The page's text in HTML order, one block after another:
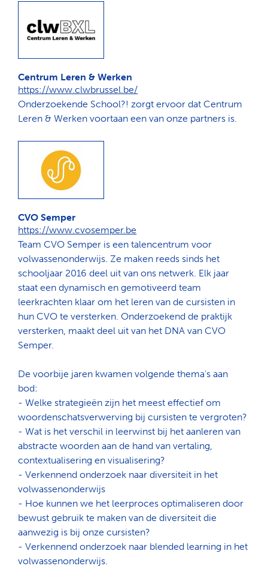
Centrum Leren & Werken
https://www.clwbrussel.be/
Onderzoekende School?! zorgt ervoor dat Centrum
Leren & Werken voortaan een van onze partners is.
CVO Semper
https://www.cvosemper.be
Team CVO Semper is een talencentrum voor
volwassenonderwijs. Ze maken reeds sinds het
schooljaar 2016 deel uit van ons netwerk. Elk jaar
staat een dynamisch en gemotiveerd team
leerkrachten klaar om het leren van de cursisten in
hun CVO te versterken. Onderzoekend de praktijk
versterken, maakt deel uit van het DNA van CVO
Semper.
De voorbije jaren kwamen volgende thema's aan
bod:
- Welke strategieën zijn het meest effectief om
woordenschatsverwerving bij cursisten te vergroten?
- Wat is het verschil in leerwinst bij het aanleren van
abstracte woorden aan de hand van vertaling,
contextualisering en visualisering?
- Verkennend onderzoek naar diversiteit in het
volwassenonderwijs
- Hoe kunnen we het leerproces optimaliseren door
bewust gebruik te maken van de diversiteit die
aanwezig is bij onze cursisten?
- Verkennend onderzoek naar blended learning in het
volwassenonderwijs.